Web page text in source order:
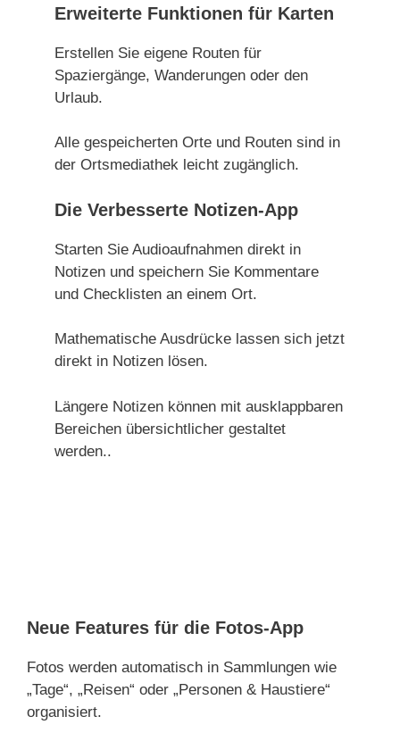
Erweiterte Funktionen für Karten
Erstellen Sie eigene Routen für
Spaziergänge, Wanderungen oder den
Urlaub.
Alle gespeicherten Orte und Routen sind in
der Ortsmediathek leicht zugänglich.
Die Verbesserte Notizen-App
Starten Sie Audioaufnahmen direkt in
Notizen und speichern Sie Kommentare
und Checklisten an einem Ort.
Mathematische Ausdrücke lassen sich jetzt
direkt in Notizen lösen.
Längere Notizen können mit ausklappbaren
Bereichen übersichtlicher gestaltet
werden..
Neue Features für die Fotos-App
Fotos werden automatisch in Sammlungen wie
„Tage“, „Reisen“ oder „Personen & Haustiere“
organisiert.